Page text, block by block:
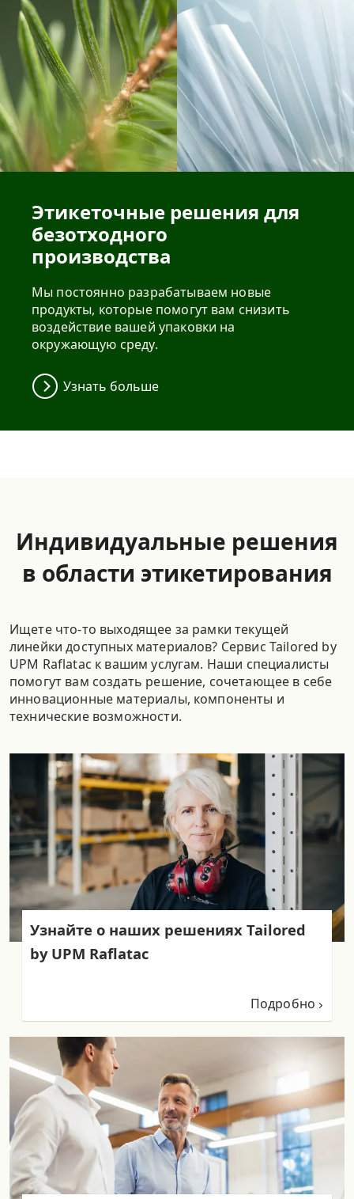
Этикеточные решения для
безотходного
производства
Мы постоянно разрабатываем новые
продукты, которые помогут вам снизить
воздействие вашей упаковки на
окружающую среду.
Узнать больше
Индивидуальные решения
в области этикетирования
Ищете что-то выходящее за рамки текущей
линейки доступных материалов? Сервис Tailored by
UPM Raflatac к вашим услугам. Наши специалисты
помогут вам создать решение, сочетающее в себе
инновационные материалы, компоненты и
технические возможности.
Узнайте о наших решениях Tailored
by UPM Raflatac
Подробно